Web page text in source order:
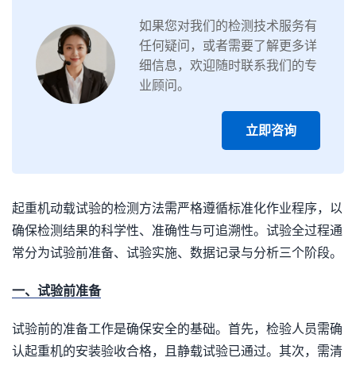
如果您对我们的检测技术服务有
任何疑问，或者需要了解更多详
细信息，欢迎随时联系我们的专
业顾问。
立即咨询
起重机动载试验的检测方法需严格遵循标准化作业程序，以
确保检测结果的科学性、准确性与可追溯性。试验全过程通
常分为试验前准备、试验实施、数据记录与分析三个阶段。
一、试验前准备
试验前的准备工作是确保安全的基础。首先，检验人员需确
认起重机的安装验收合格，且静载试验已通过。其次，需清